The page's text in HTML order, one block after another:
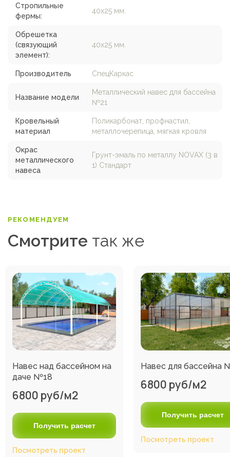
Стропильные
фермы:
40х25 мм.
Обрешетка
(связующий
элемент):
40х25 мм.
Производитель СпецКаркас
Название модели
Металлический навес для бассейна
№21
Кровельный
материал
Поликарбонат, профнастил,
металлочерепица, мягкая кровля
Окрас
металлического
навеса
Грунт-эмаль по металлу NOVAX (3 в
1) Стандарт
РЕКОМЕНДУЕМ
Смотрите так же
Навес над бассейном на
даче №18
6800 руб/м2
Получить расчет
Посмотреть проект
Навес для бассейна
6800 руб/м2
Получить расчет
Посмотреть проект